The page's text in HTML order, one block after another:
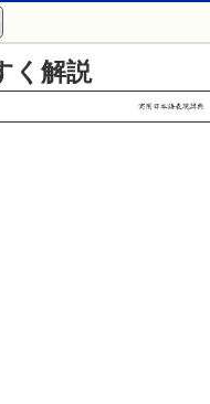
く解説